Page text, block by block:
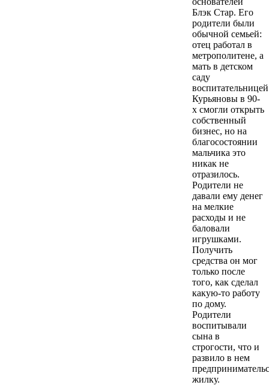
Блэк Стар. Его
родители были
обычной семьей:
отец работал в
метрополитене, а
мать в детском
саду
Курьяновы в 90-
х смогли открыть
собственный
бизнес, но на
благосостоянии
мальчика это
никак не
отразилось.
Родители не
давали ему денег
на мелкие
расходы и не
баловали
игрушками.
Получить
средства он мог
только после
того, как сделал
какую-то работу
по дому.
Родители
воспитывали
сына в
строгости, что и
развило в нем
жилку.